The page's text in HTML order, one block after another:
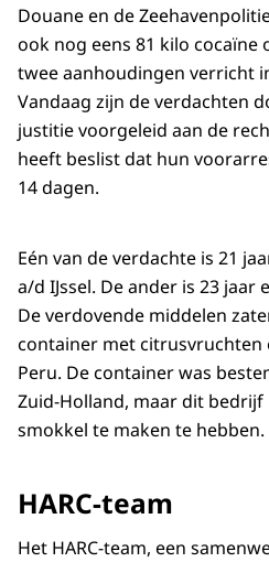
Douane en de
ook nog eens 81 kilo cocaïne
twee aanhoudingen verricht
Vandaag zijn de verdachten
justitie voorgeleid aan de
heeft beslist dat hun
14 dagen.
Eén van de verdachte is 21
a/d IJssel. De ander is 23
De verdovende middelen
container met
Peru. De container was
Zuid-Holland, maar dit
smokkel te maken te hebben.
HARC-team
Het HARC-team, een